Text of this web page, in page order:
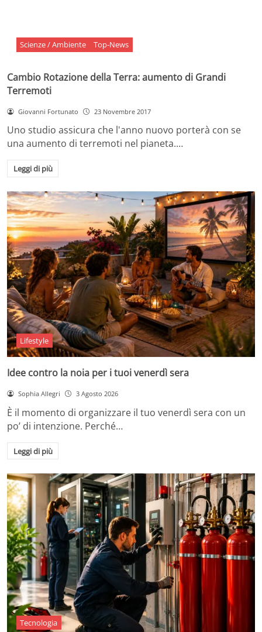
Scienze / Ambiente Top-News
Cambio Rotazione della Terra: aumento di Grandi
Terremoti
Giovanni Fortunato 23 Novembre 2017
Uno studio assicura che l'anno nuovo porterà con se
una aumento di terremoti nel pianeta.…
Leggi di più
Lifestyle
Idee contro la noia per i tuoi venerdì sera
Sophia Allegri 3 Agosto 2026
È il momento di organizzare il tuo venerdì sera con un
po’ di intenzione. Perché…
Leggi di più
Tecnologia